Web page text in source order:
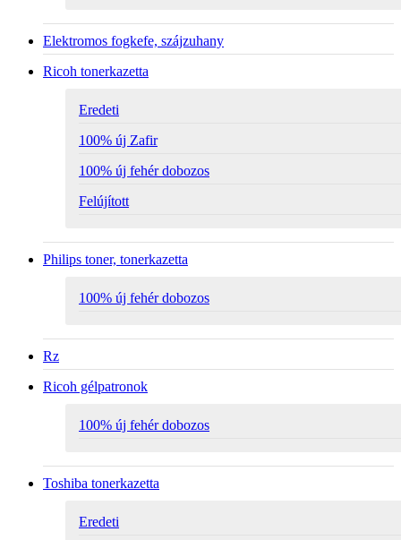
Elektromos fogkefe, szájzuhany
Ricoh tonerkazetta
Eredeti
100% új Zafir
100% új fehér dobozos
Felújított
Philips toner, tonerkazetta
100% új fehér dobozos
Rz
Ricoh gélpatronok
100% új fehér dobozos
Toshiba tonerkazetta
Eredeti